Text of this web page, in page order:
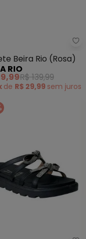
Vizzano
Beira Rio (Rosa)
RIO
R$ 139,99
de R$ 29,99 sem juros